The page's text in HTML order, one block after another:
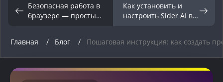
Безопасная работа в
браузере — простые
Как установить и
настроить Sider AI в
пошаговая
Главная Блог Пошаговая инструкция: как создать